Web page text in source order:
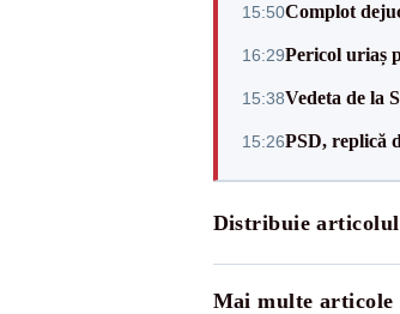
15:50Complot
16:29Pericol uriaș
15:38Vedeta de la
15:26PSD, replică
Distribuie articolul
Mai multe articole